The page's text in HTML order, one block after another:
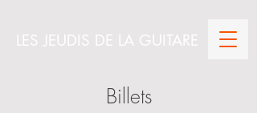
LES JEUDIS DE LA GUITARE
Billets